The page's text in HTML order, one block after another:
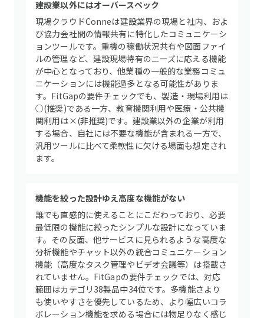
建設業以外にはオーバースペック
現場クラウドConneは建設業界の現場と社内、およ
び協力会社間の情報共有に特化したコミュニケーシ
ョンツールです。重機の稼働状況共有や図面ファイ
ルの管理など、建設現場特有のニーズに応える機能
が中心となっており、他業種の一般的な業務コミュ
ニケーションには機能過多となる可能性がありま
す。FitGapの要件チェックでも、製造・現場利用は
○(推奨)である一方、教育機関利用や医療・公共機
関利用は×(非推奨)です。建設業以外の企業が利用
する場合、自社には不要な機能が含まれる一方で、
汎用ツールに比べて柔軟性に欠ける場面も想定され
ます。
機能を絞った設計ゆえ高度な機能がない
誰でも直感的に使えることにこだわっており、必要
最低限の機能に絞ったシンプルな設計になっていま
す。その反面、他サービスに見られるような高度な
分析機能やチャット以外の統合コミュニケーション
機能（高度なタスク管理やビデオ会議等）は搭載さ
れていません。FitGapの要件チェックでは、対応
範囲はカテゴリ38製品中34位です。多機能さより
も使いやすさを優先しているため、より幅広いコラ
ボレーション機能を求める場合には物足りなく感じ